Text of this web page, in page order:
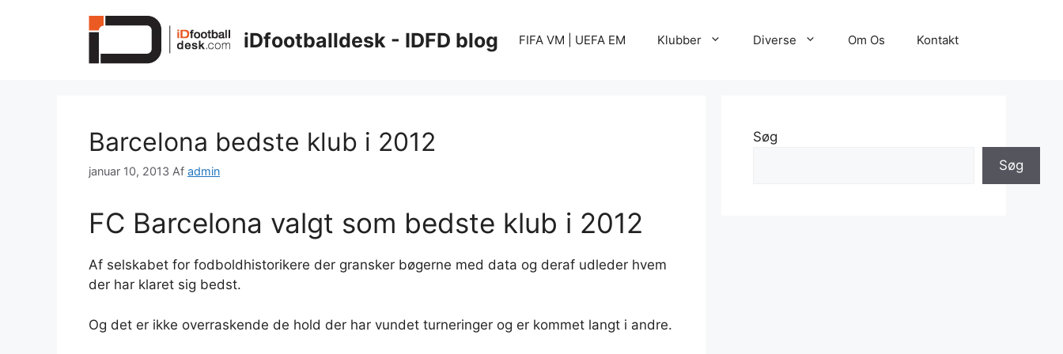
iDfootballdesk - IDFD blog FIFA VM | UEFA EM Klubber Diverse Om Os Kontakt
Barcelona bedste klub i 2012
januar 10, 2013 Af admin
FC Barcelona valgt som bedste klub i 2012
Af selskabet for fodboldhistorikere der gransker bøgerne med data og deraf udleder hvem
der har klaret sig bedst.
Og det er ikke overraskende de hold der har vundet turneringer og er kommet langt i andre.
Søg
Søg